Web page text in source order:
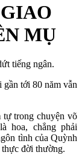
MỤ
tiếng ngân.
tới 80 năm vẫn
trong chuyện võ
hoa, chẳng phải
tình của Quỳnh
đời thường.